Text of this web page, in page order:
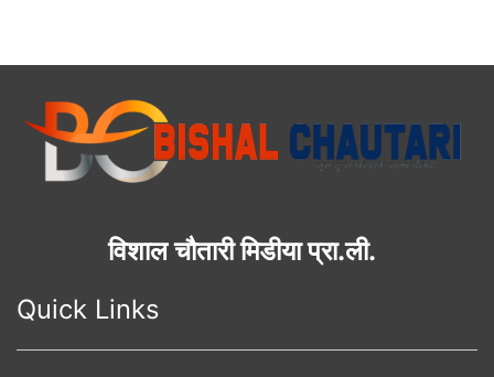
विशाल चौतारी मिडीया प्रा.ली.
Quick Links